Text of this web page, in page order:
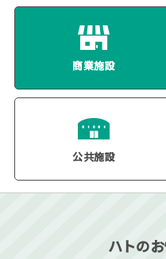
商業施設
公共施設
ハトの